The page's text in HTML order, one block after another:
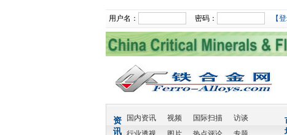
用户名： 密码： 【
资
讯
国内资讯 视频 国际扫描
访谈